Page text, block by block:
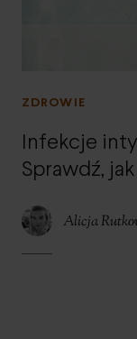
ZDROWIE
Infekcje
Sprawdź,
Alicja